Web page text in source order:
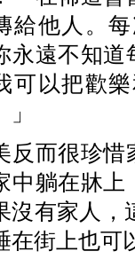
給他人。
永遠不知
可以把歡
」
反而很珍惜
中躺在牀上
沒有家人
在街上也可